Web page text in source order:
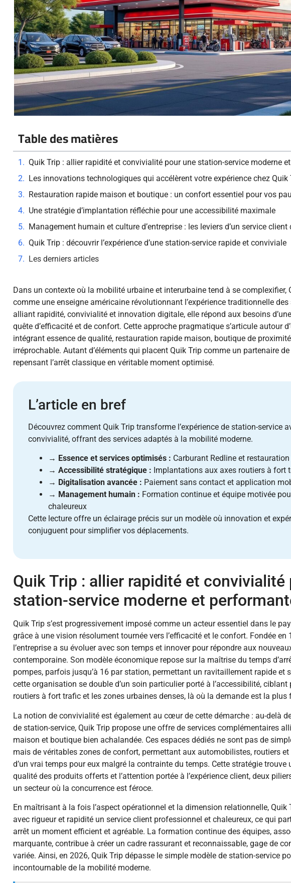
Table des matières
Quik Trip : allier rapidité et convivialité pour une station-service moderne
Les innovations technologiques qui accélèrent votre expérience chez Quik
Restauration rapide maison et boutique : un confort essentiel pour vos
Une stratégie d’implantation réfléchie pour une accessibilité maximale
Management humain et culture d’entreprise : les leviers d’un service client
Quik Trip : découvrir l’expérience d’une station-service rapide et conviviale
Les derniers articles
Dans un contexte où la mobilité urbaine et interurbaine tend à se complexifier,
comme une enseigne américaine révolutionnant l’expérience traditionnelle
alliant rapidité, convivialité et innovation digitale, elle répond aux besoins
quête d’efficacité et de confort. Cette approche pragmatique s’articule autour
intégrant essence de qualité, restauration rapide maison, boutique de
irréprochable. Autant d’éléments qui placent Quik Trip comme un partenaire
repensant l’arrêt classique en véritable moment optimisé.
L’article en bref
Découvrez comment Quik Trip transforme l’expérience de station-service
convivialité, offrant des services adaptés à la mobilité moderne.
→ Essence et services optimisés : Carburant Redline et
→ Accessibilité stratégique : Implantations aux axes routiers à fort
→ Digitalisation avancée : Paiement sans contact et application
→ Management humain : Formation continue et équipe motivée
chaleureux
Cette lecture offre un éclairage précis sur un modèle où innovation et
conjuguent pour simplifier vos déplacements.
Quik Trip : allier rapidité et convivialité
station-service moderne et
Quik Trip s’est progressivement imposé comme un acteur essentiel dans le
grâce à une vision résolument tournée vers l’efficacité et le confort. Fondée en
l’entreprise a su évoluer avec son temps et innover pour répondre aux
contemporaine. Son modèle économique repose sur la maîtrise du temps
pompes, parfois jusqu’à 16 par station, permettant un ravitaillement rapide et
cette organisation se double d’un soin particulier porté à l’accessibilité, ciblant
routiers à fort trafic et les zones urbaines denses, là où la demande est la plus
La notion de convivialité est également au cœur de cette démarche : au-delà
de station-service, Quik Trip propose une offre de services complémentaires
maison et boutique bien achalandée. Ces espaces dédiés ne sont pas de
mais de véritables zones de confort, permettant aux automobilistes, routiers
d’un vrai temps pour eux malgré la contrainte du temps. Cette stratégie trouve
qualité des produits offerts et l’attention portée à l’expérience client, deux
un secteur où la concurrence est féroce.
En maîtrisant à la fois l’aspect opérationnel et la dimension relationnelle, Quik
avec rigueur et rapidité un service client professionnel et chaleureux, ce qui
arrêt un moment efficient et agréable. La formation continue des équipes,
marquante, contribue à créer un cadre rassurant et reconnaissable, gage de
variée. Ainsi, en 2026, Quik Trip dépasse le simple modèle de station-service
incontournable de la mobilité moderne.